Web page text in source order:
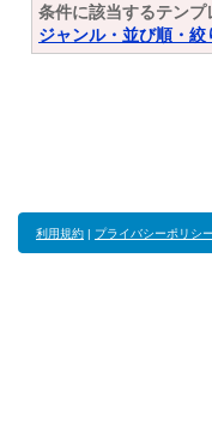
条件に該当するテンプ
ジャンル・並び順・
利用規約 | プライバシーポリシー